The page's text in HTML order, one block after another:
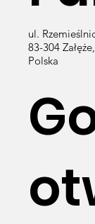
ul.
83-304
Polska